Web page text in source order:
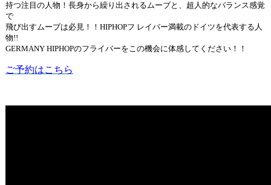
持つ注目の人物！長身から繰り出されるムーブと、超人的なバランス感覚
で
飛び出すムーブは必見！！HIPHOPフ レイバー満載のドイツを代表する人
物!!
GERMANY HIPHOPのフライバーをこの機会に体感してください！！
ご予約はこちら